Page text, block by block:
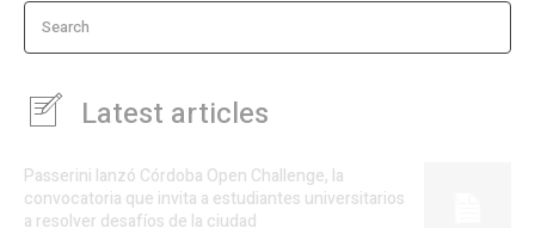
Search
Latest articles
Passerini lanzó Córdoba Open Challenge, la
convocatoria que invita a estudiantes universitarios
a resolver desafíos de la ciudad